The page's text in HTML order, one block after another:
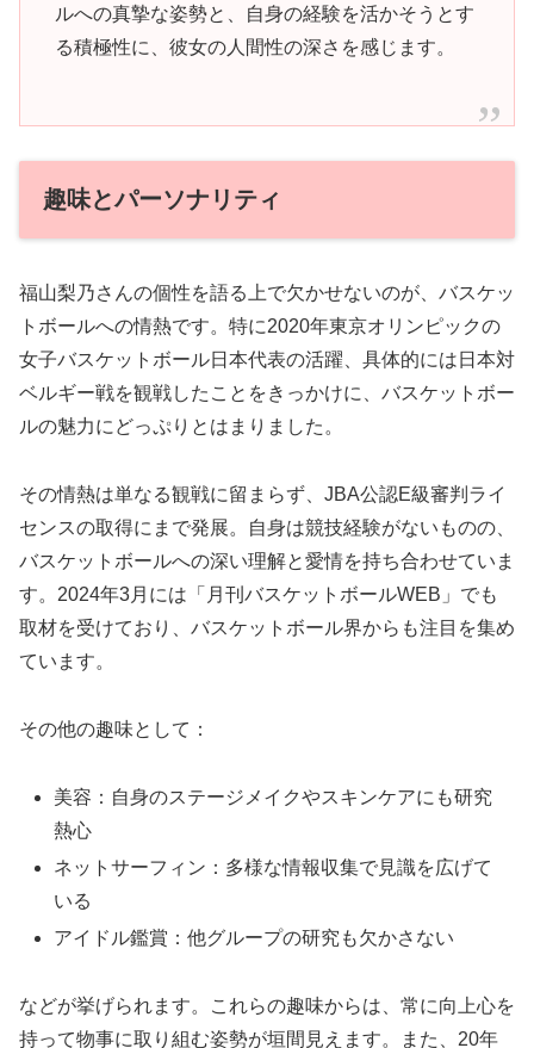
ルへの真摯な姿勢と、自身の経験を活かそうとす
る積極性に、彼女の人間性の深さを感じます。
趣味とパーソナリティ
福山梨乃さんの個性を語る上で欠かせないのが、バスケッ
トボールへの情熱です。特に2020年東京オリンピックの
女子バスケットボール日本代表の活躍、具体的には日本対
ベルギー戦を観戦したことをきっかけに、バスケットボー
ルの魅力にどっぷりとはまりました。
その情熱は単なる観戦に留まらず、JBA公認E級審判ライ
センスの取得にまで発展。自身は競技経験がないものの、
バスケットボールへの深い理解と愛情を持ち合わせていま
す。2024年3月には「月刊バスケットボールWEB」でも
取材を受けており、バスケットボール界からも注目を集め
ています。
その他の趣味として：
美容：自身のステージメイクやスキンケアにも研究
熱心
ネットサーフィン：多様な情報収集で見識を広げて
いる
アイドル鑑賞：他グループの研究も欠かさない
などが挙げられます。これらの趣味からは、常に向上心を
持って物事に取り組む姿勢が垣間見えます。また、20年